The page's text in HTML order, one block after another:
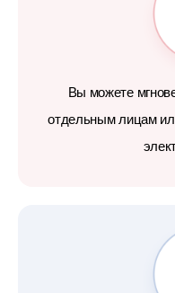
Вы можете
отдельным лицам